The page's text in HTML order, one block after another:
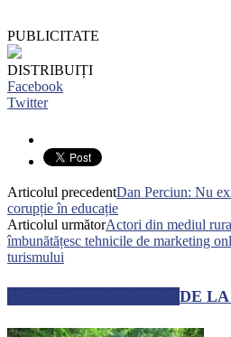
PUBLICITATE
DISTRIBUIȚI
Facebook
Twitter
Articolul precedentDan Perciun: Nu
corupție în educație
Articolul următorActori din mediul
îmbunătățesc tehnicile de marketing
turismului
DE